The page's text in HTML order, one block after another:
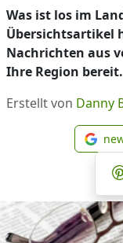
Was ist los im
Übersichtsartikel
Nachrichten aus
Ihre Region bereit.
Erstellt von Danny